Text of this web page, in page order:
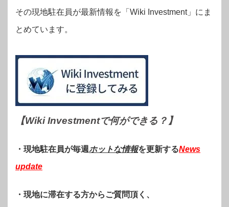
その現地駐在員が最新情報を「Wiki Investment」にま
とめています。
【Wiki Investmentで何ができる？ 】
・現地駐在員が毎週ホットな情報を更新するNews
update
・現地に滞在する方からご質問頂く、